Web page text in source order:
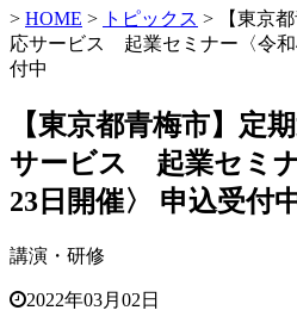
> HOME > トピックス > 【東京
応サービス 起業セミナー〈令和
付中
【東京都青梅市】定
サービス 起業セミナ
23日開催〉 申込受付
講演・研修
2022年03月02日